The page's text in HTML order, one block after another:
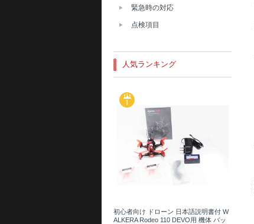
緊急時の対応
点検項目
人気ランキング
初心者向け ドローン 日本語説明書付 W
ALKERA Rodeo 110 DEVO用 機体 バッ